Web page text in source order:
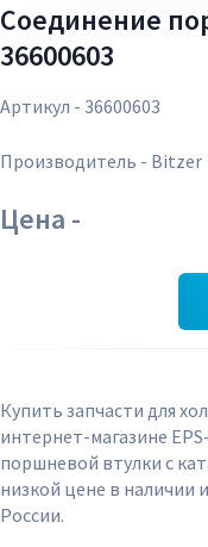
Соединение
36600603
Артикул - 36600603
Производитель - Bitzer
Цена -
Купить запчасти для
интернет-магазине
поршневой втулки с
низкой цене в наличии
России.